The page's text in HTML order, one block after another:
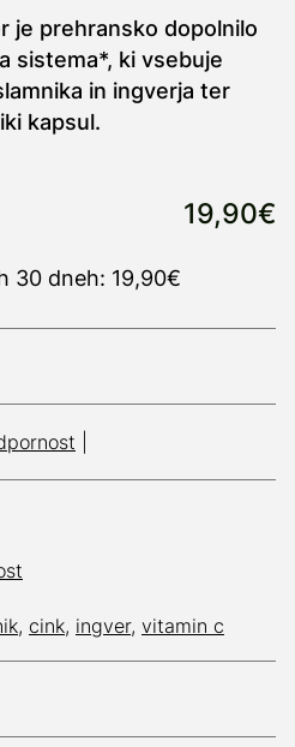
je prehransko dopolnilo
sistema*, ki vsebuje
in ingverja ter
kapsul.
19,90€
30 dneh: 19,90€
, cink, ingver, vitamin c